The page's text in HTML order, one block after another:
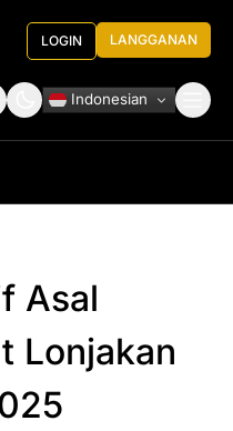
LOGIN LANGGANAN
Indonesian
Asal
Lonjakan